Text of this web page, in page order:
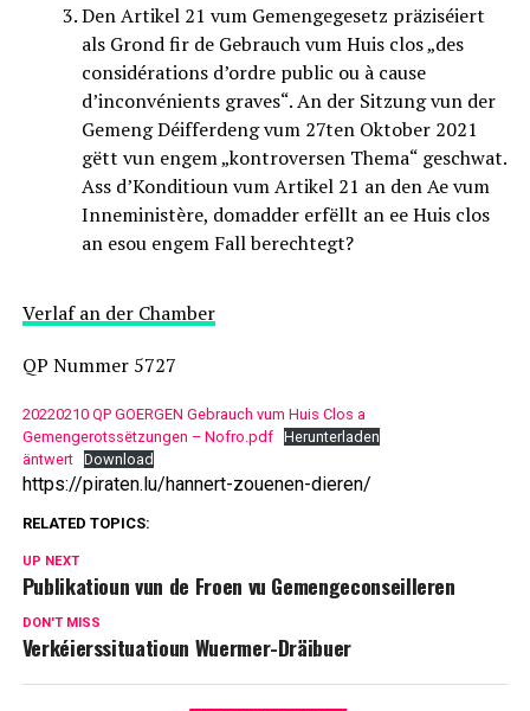
Den Artikel 21 vum Gemengegesetz präziséiert
als Grond fir de Gebrauch vum Huis clos „des
considérations d’ordre public ou à cause
d’inconvénients graves“. An der Sitzung vun der
Gemeng Déifferdeng vum 27ten Oktober 2021
gëtt vun engem „kontroversen Thema“ geschwat.
Ass d’Konditioun vum Artikel 21 an den Ae vum
Inneministère, domadder erfëllt an ee Huis clos
an esou engem Fall berechtegt?
Verlaf an der Chamber
QP Nummer 5727
20220210 QP GOERGEN Gebrauch vum Huis Clos a
Gemengerotssëtzungen – Nofro.pdf
Herunterladen
äntwert
Download
https://piraten.lu/hannert-zouenen-dieren/
RELATED TOPICS:
UP NEXT
Publikatioun vun de Froen vu Gemengeconseilleren
DON'T MISS
Verkéierssituatioun Wuermer-Dräibuer